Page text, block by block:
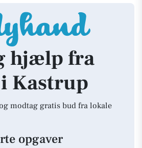
hjælp fra
Kastrup
modtag gratis bud fra lokale
opgaver